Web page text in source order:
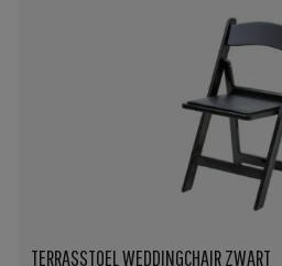
TERRASSTOEL WEDDINGCHAIR ZWART